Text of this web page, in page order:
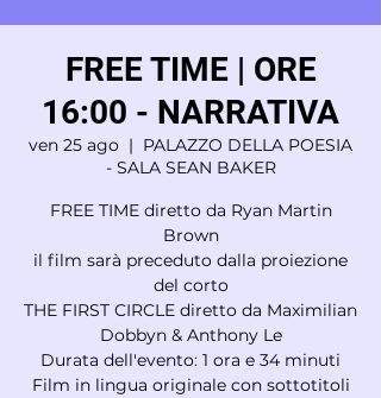
FREE TIME | ORE
16:00 - NARRATIVA
ven 25 ago
  |
PALAZZO DELLA POESIA
- SALA SEAN BAKER
FREE TIME diretto da Ryan Martin
Brown
il film sarà preceduto dalla proiezione
del corto
THE FIRST CIRCLE diretto da Maximilian
Dobbyn & Anthony Le
Durata dell'evento: 1 ora e 34 minuti
Film in lingua originale con sottotitoli